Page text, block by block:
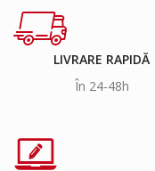
LIVRARE RAPIDĂ
În 24-48h